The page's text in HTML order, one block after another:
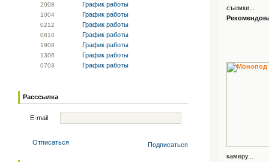
2008 График работы
1004 График работы
0212 График работы
0810 График работы
1908 График работы
1306 График работы
0703 График работы
Расссылка
E-mail
Отписаться Подписаться
съемки...
камеру...